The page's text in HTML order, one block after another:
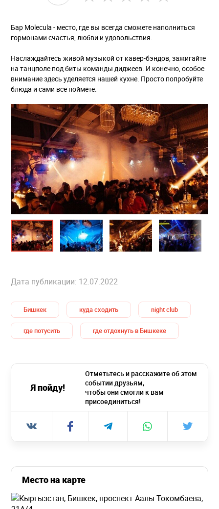
Бар Molecula - место, где вы всегда сможете наполниться
гормонами счастья, любви и удовольствия.
Наслаждайтесь живой музыкой от кавер-бэндов, зажигайте
на танцполе под биты команды диджеев. И конечно, особое
внимание здесь уделяется нашей кухне. Просто попробуйте
блюда и сами все поймёте.
Дата публикации: 12.07.2022
Бишкек куда сходить night club
где потусить где отдохнуть в Бишкеке
Я пойду!
Отметьтесь и расскажите об этом
событии друзьям,
чтобы они смогли к вам
присоединиться!
Место на карте